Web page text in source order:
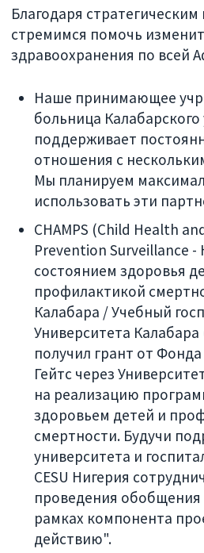
Благодаря
стремимся помочь
здравоохранения по всей
Наше принимающее
больница
поддерживает
отношения с
Мы планируем
использовать эти
CHAMPS (Child Health
Prevention Surveillance -
состоянием здоровья
профилактикой
Калабара / Учебный
Университета Калабара
получил грант от
Гейтс через
на реализацию
здоровьем детей и
смертности. Будучи
университета и
CESU Нигерия
проведения обобщения
рамках компонента
действию".